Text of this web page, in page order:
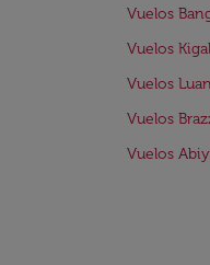
Vuelos
Vuelos
Vuelos
Vuelos
Vuelos